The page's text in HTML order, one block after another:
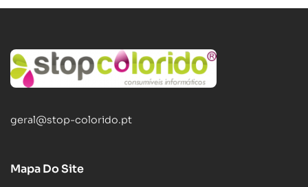
geral@stop-colorido.pt
Mapa Do Site